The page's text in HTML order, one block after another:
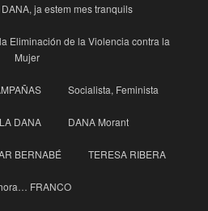
ja estem mes tranquils
Eliminación de la Violencia contra la
Mujer
Socialista, Feminista
DANA DANA Morant
BERNABÉ TERESA RIBERA
FRANCO